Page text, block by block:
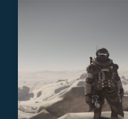
2955
!